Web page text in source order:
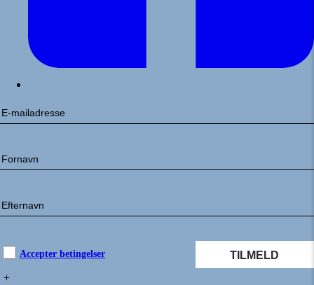
Accepter betingelser
+